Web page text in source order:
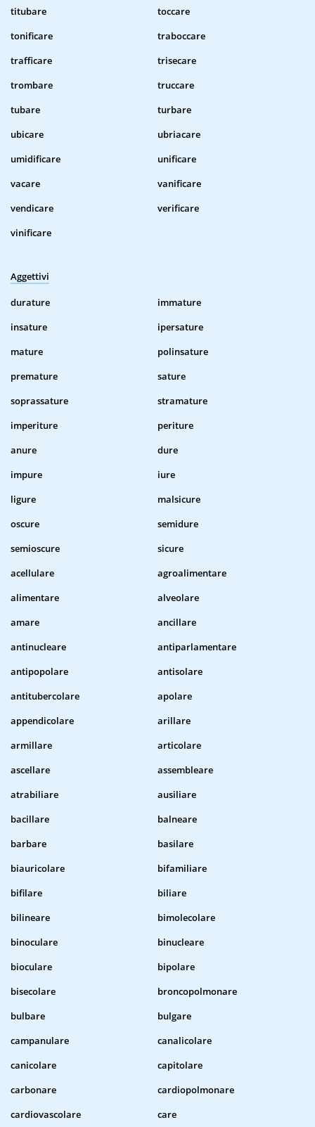
titubare
toccare
tonificare
traboccare
trafficare
trisecare
trombare
truccare
tubare
turbare
ubicare
ubriacare
umidificare
unificare
vacare
vanificare
vendicare
verificare
vinificare
Aggettivi
durature
immature
insature
ipersature
mature
polinsature
premature
sature
soprassature
stramature
imperiture
periture
anure
dure
impure
iure
ligure
malsicure
oscure
semidure
semioscure
sicure
acellulare
agroalimentare
alimentare
alveolare
amare
ancillare
antinucleare
antiparlamentare
antipopolare
antisolare
antitubercolare
apolare
appendicolare
arillare
armillare
articolare
ascellare
assembleare
atrabiliare
ausiliare
bacillare
balneare
barbare
basilare
biauricolare
bifamiliare
bifilare
biliare
bilineare
bimolecolare
binoculare
binucleare
bioculare
bipolare
bisecolare
broncopolmonare
bulbare
bulgare
campanulare
canalicolare
canicolare
capitolare
carbonare
cardiopolmonare
cardiovascolare
care